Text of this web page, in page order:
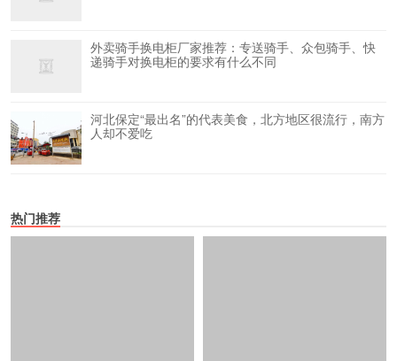
外卖骑手换电柜厂家推荐：专送骑手、众包骑手、快
递骑手对换电柜的要求有什么不同
河北保定“最出名”的代表美食，北方地区很流行，南方
人却不爱吃
热门推荐